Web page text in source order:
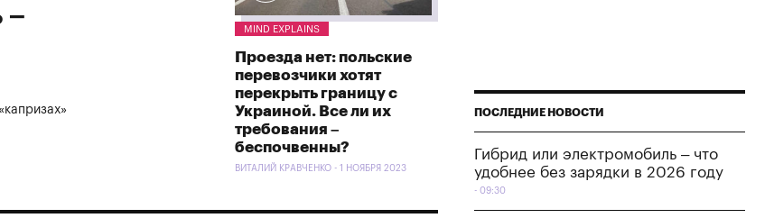
–
MIND EXPLAINS
Проезда нет: польские
перевозчики хотят
перекрыть границу с
Украиной. Все ли их
требования –
беспочвенны?
ВИТАЛИЙ КРАВЧЕНКО - 1 НОЯБРЯ 2023
ПОСЛЕДНИЕ НОВОСТИ
Гибрид или электромобиль – что
удобнее без зарядки в 2026 году
09:30